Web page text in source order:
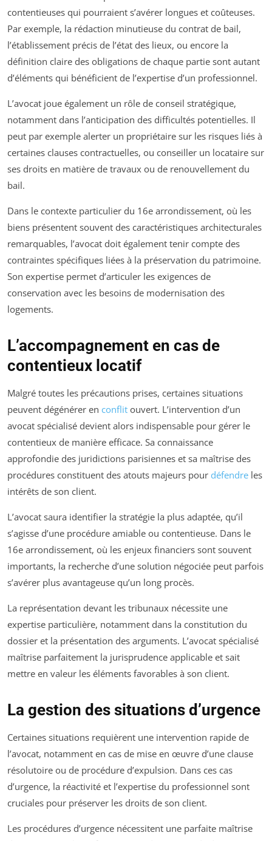
contentieuses qui pourraient s’avérer longues et coûteuses.
Par exemple, la rédaction minutieuse du contrat de bail,
l’établissement précis de l’état des lieux, ou encore la
définition claire des obligations de chaque partie sont autant
d’éléments qui bénéficient de l’expertise d’un professionnel.
L’avocat joue également un rôle de conseil stratégique,
notamment dans l’anticipation des difficultés potentielles. Il
peut par exemple alerter un propriétaire sur les risques liés à
certaines clauses contractuelles, ou conseiller un locataire sur
ses droits en matière de travaux ou de renouvellement du
bail.
Dans le contexte particulier du 16e arrondissement, où les
biens présentent souvent des caractéristiques architecturales
remarquables, l’avocat doit également tenir compte des
contraintes spécifiques liées à la préservation du patrimoine.
Son expertise permet d’articuler les exigences de
conservation avec les besoins de modernisation des
logements.
L’accompagnement en cas de
contentieux locatif
Malgré toutes les précautions prises, certaines situations
peuvent dégénérer en conflit ouvert. L’intervention d’un
avocat spécialisé devient alors indispensable pour gérer le
contentieux de manière efficace. Sa connaissance
approfondie des juridictions parisiennes et sa maîtrise des
procédures constituent des atouts majeurs pour défendre les
intérêts de son client.
L’avocat saura identifier la stratégie la plus adaptée, qu’il
s’agisse d’une procédure amiable ou contentieuse. Dans le
16e arrondissement, où les enjeux financiers sont souvent
importants, la recherche d’une solution négociée peut parfois
s’avérer plus avantageuse qu’un long procès.
La représentation devant les tribunaux nécessite une
expertise particulière, notamment dans la constitution du
dossier et la présentation des arguments. L’avocat spécialisé
maîtrise parfaitement la jurisprudence applicable et sait
mettre en valeur les éléments favorables à son client.
La gestion des situations d’urgence
Certaines situations requièrent une intervention rapide de
l’avocat, notamment en cas de mise en œuvre d’une clause
résolutoire ou de procédure d’expulsion. Dans ces cas
d’urgence, la réactivité et l’expertise du professionnel sont
cruciales pour préserver les droits de son client.
Les procédures d’urgence nécessitent une parfaite maîtrise